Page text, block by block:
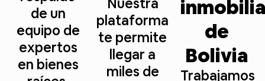
de un
equipo de
expertos
en bienes
plataforma
te permite
llegar a
miles de
de
Bolivia
Trabajamos